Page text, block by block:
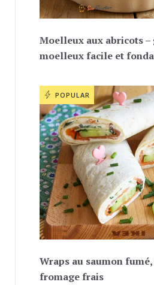
Moelleux aux abricots –
moelleux facile et
POPULAR
Wraps au saumon
fromage frais